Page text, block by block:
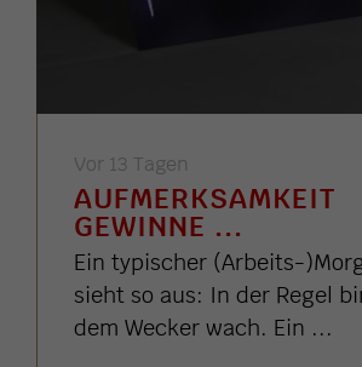
Vor 13 Tagen
AUFMERKSAMKEIT
GEWINNE ...
Ein typischer (Arbeits-
sieht so aus: In der Regel
dem Wecker wach. Ein ...